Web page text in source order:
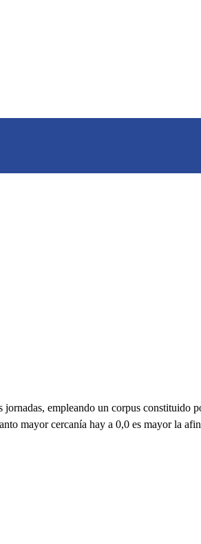
empleando un corpus constituido
mayor cercanía hay a 0,0 es mayor la